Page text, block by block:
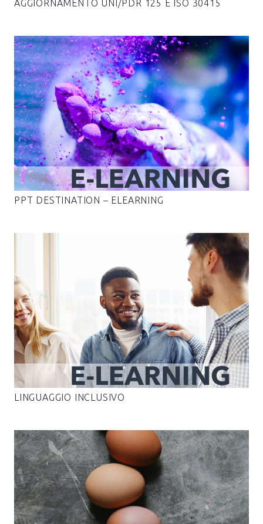
AGGIORNAMENTO UNI/PDR 125 E ISO 30415
PPT DESTINATION – ELEARNING
LINGUAGGIO INCLUSIVO